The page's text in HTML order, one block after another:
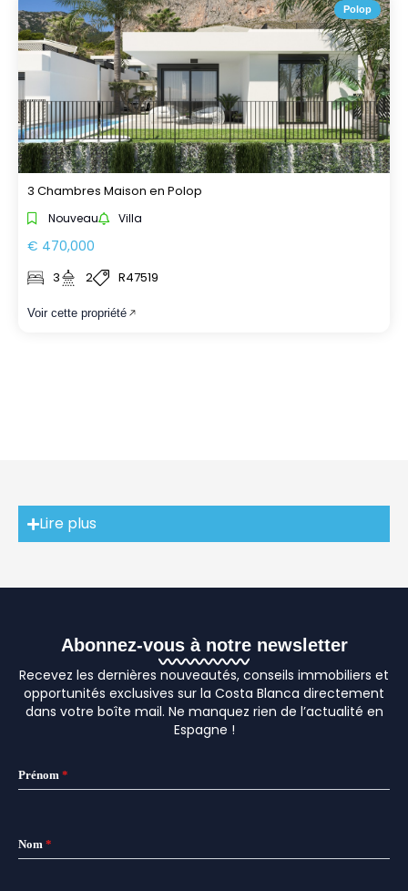
Polop
3 Chambres Maison en Polop
Nouveau Villa
€ 470,000
3 2 R47519
Voir cette propriété
Lire plus
Abonnez-vous à notre newsletter
Recevez les dernières nouveautés, conseils immobiliers et
opportunités exclusives sur la Costa Blanca directement
dans votre boîte mail. Ne manquez rien de l’actualité en
Espagne !
Prénom *
Nom *